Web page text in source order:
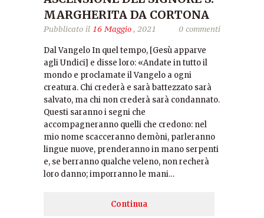
MARGHERITA DA CORTONA
Pubblicato il 16 Maggio, 2021 0 commenti
Dal Vangelo In quel tempo, [Gesù apparve
agli Undici] e disse loro: «Andate in tutto il
mondo e proclamate il Vangelo a ogni
creatura. Chi crederà e sarà battezzato sarà
salvato, ma chi non crederà sarà condannato.
Questi saranno i segni che
accompagneranno quelli che credono: nel
mio nome scacceranno demòni, parleranno
lingue nuove, prenderanno in mano serpenti
e, se berranno qualche veleno, non recherà
loro danno; imporranno le mani…
Continua